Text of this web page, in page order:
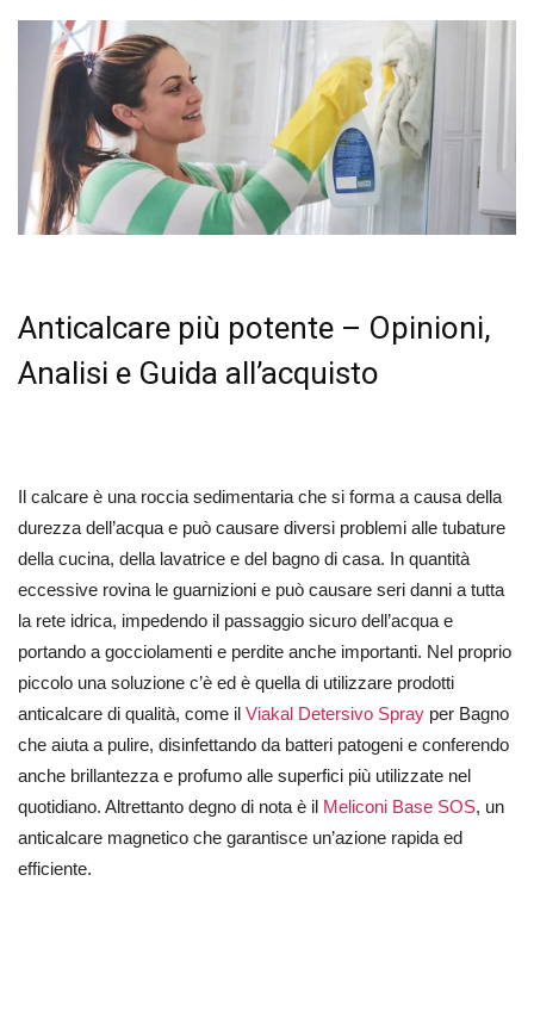
Anticalcare più potente – Opinioni,
Analisi e Guida all’acquisto
Il calcare è una roccia sedimentaria che si forma a causa della
durezza dell’acqua e può causare diversi problemi alle tubature
della cucina, della lavatrice e del bagno di casa. In quantità
eccessive rovina le guarnizioni e può causare seri danni a tutta
la rete idrica, impedendo il passaggio sicuro dell’acqua e
portando a gocciolamenti e perdite anche importanti. Nel proprio
piccolo una soluzione c’è ed è quella di utilizzare prodotti
anticalcare di qualità, come il Viakal Detersivo Spray per Bagno
che aiuta a pulire, disinfettando da batteri patogeni e conferendo
anche brillantezza e profumo alle superfici più utilizzate nel
quotidiano. Altrettanto degno di nota è il Meliconi Base SOS, un
anticalcare magnetico che garantisce un’azione rapida ed
efficiente.